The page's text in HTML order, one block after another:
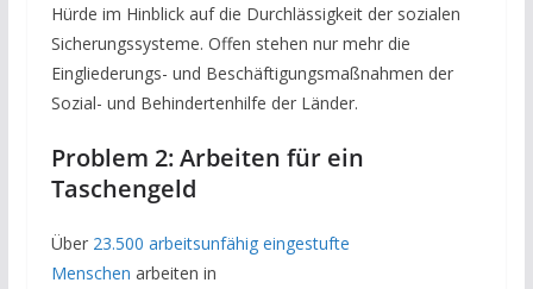
Hürde im Hinblick auf die Durchlässigkeit der sozialen
Sicherungssysteme. Offen stehen nur mehr die
Eingliederungs- und Beschäftigungsmaßnahmen der
Sozial- und Behindertenhilfe der Länder.
Problem 2: Arbeiten für ein
Taschengeld
Über 23.500 arbeitsunfähig eingestufte
Menschen arbeiten in